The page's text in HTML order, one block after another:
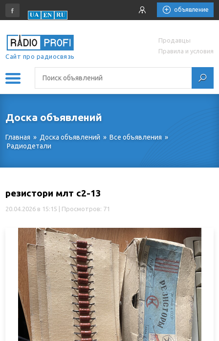
объявление
Сайт про радиосвязь
Продавцы
Правила и условия
Доска объявлений
Главная » Доска объявлений » Все объявления »
Радиодетали
резистори млт с2-13
20.04.2026 в 15:15 | Просмотров: 71